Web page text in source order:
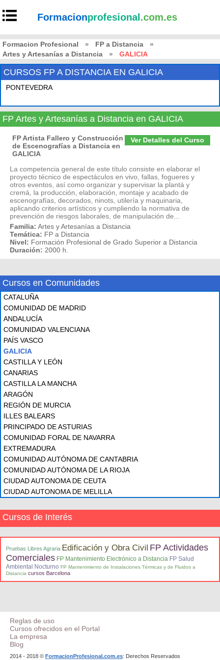
Formacionprofesional .com.es
Formacion Profesional » FP a Distancia
»
Artes y Artesanías a Distancia
» GALICIA
CURSOS FP A DISTANCIA EN GALICIA
PONTEVEDRA
FP Artes y Artesanías a Distancia en GALICIA
Ver Detalles del Curso
FP Artista Fallero y Construcción
de Escenografías a Distancia en
GALICIA
La competencia general de este título consiste en elaborar el
proyecto técnico de espectáculos en vivo, fallas, fogueres y
otros eventos, así como organizar y supervisar la plantá y
cremá, la producción, elaboración, montaje y acabado de
escenografías, decorados, ninots, utilería y maquinaria,
aplicando criterios artísticos y cumpliendo la normativa de
prevención de riesgos laborales, de manipulación de...
Familia: Artes y Artesanías a Distancia
Temática: FP a Distancia
Nivel: Formación Profesional de Grado Superior a Distancia
Duración: 2000 h.
Cursos en Comunidades
CATALUÑA
COMUNIDAD DE MADRID
ANDALUCÍA
COMUNIDAD VALENCIANA
PAÍS VASCO
GALICIA
CASTILLA Y LEÓN
CANARIAS
CASTILLA LA MANCHA
ARAGÓN
REGIÓN DE MURCIA
ILLES BALEARS
PRINCIPADO DE ASTURIAS
COMUNIDAD FORAL DE NAVARRA
EXTREMADURA
COMUNIDAD AUTÓNOMA DE CANTABRIA
COMUNIDAD AUTÓNOMA DE LA RIOJA
CIUDAD AUTONOMA DE CEUTA
CIUDAD AUTONOMA DE MELILLA
Cursos de Interés
Pruebas Libres Agraria Edificación y Obra Civil FP Actividades
Comerciales FP Mantenimiento Electrónico a Distancia FP Salud
Ambiental Nocturno FP Mantenimiento de Instalaciones Térmicas y de Fluidos a
Distancia cursos Barcelona
Reglas de uso
Cursos ofrecidos en el Portal
La empresa
Blog
2014 - 2018 © FormacionProfesional.com.es: Derechos Reservados